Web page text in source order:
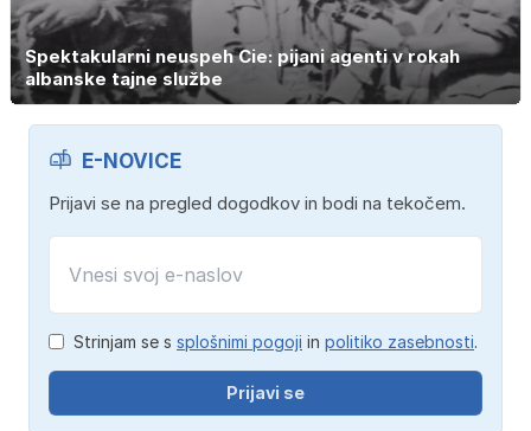
Spektakularni neuspeh Cie: pijani agenti v rokah
albanske tajne službe
E-NOVICE
Prijavi se na pregled dogodkov in bodi na tekočem.
Strinjam se s splošnimi pogoji in politiko zasebnosti.
Prijavi se